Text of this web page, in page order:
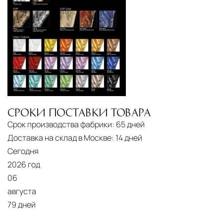
СРОКИ ПОСТАВКИ ТОВАРА
Срок производства фабрики: 65 дней
Доставка на склад в Москве: 14 дней
Сегодня
2026 год
06
августа
79 дней